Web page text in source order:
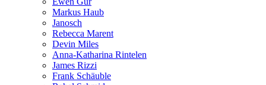
Markus Haub
Janosch
Rebecca Marent
Devin Miles
Anna-Katharina Rintelen
James Rizzi
Frank Schäuble